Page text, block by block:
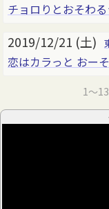
チョロりとおそわ
2019/12/21 (土)
恋はカラっと おー
1～